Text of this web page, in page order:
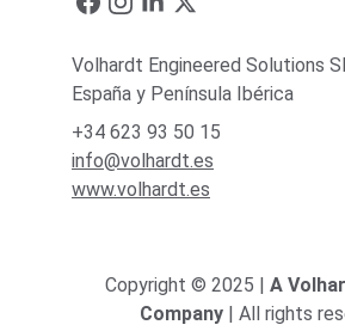
Volhardt Engineered Solutions
España y Península Ibérica
+34 623 93 50 15
info@volhardt.es
www.volhardt.es
Copyright © 2025 | A
Company | All rights